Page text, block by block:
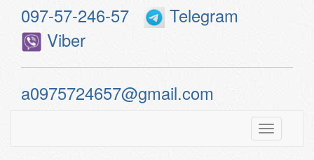
097-57-246-57
Telegram
Viber
a0975724657@gmail.com
Toggle